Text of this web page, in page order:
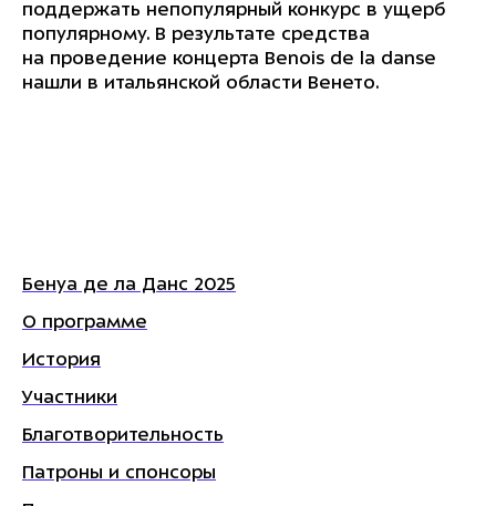
поддержать непопулярный конкурс в ущерб
популярному. В результате средства
на проведение концерта Benois de la danse
нашли в итальянской области Венето.
Бенуа де ла Данс 2025
О программе
История
Участники
Благотворительность
Патроны и спонсоры